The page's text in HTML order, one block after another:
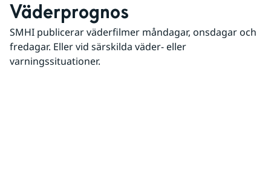
Väderprognos
SMHI publicerar väderfilmer måndagar, onsdagar och
fredagar. Eller vid särskilda väder- eller
varningssituationer.